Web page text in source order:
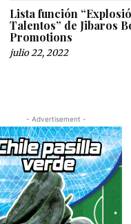
Lista función
Talentos” de Jibaros
Promotions
julio 22, 2022
- Advertisement -